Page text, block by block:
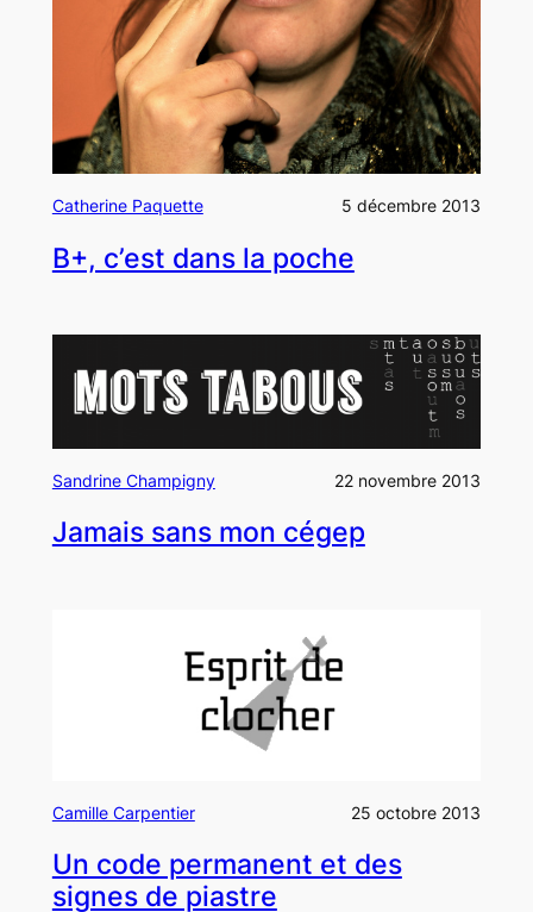
Catherine Paquette 5 décembre 2013
B+, c’est dans la poche
Sandrine Champigny 22 novembre 2013
Jamais sans mon cégep
Camille Carpentier 25 octobre 2013
Un code permanent et des
signes de piastre